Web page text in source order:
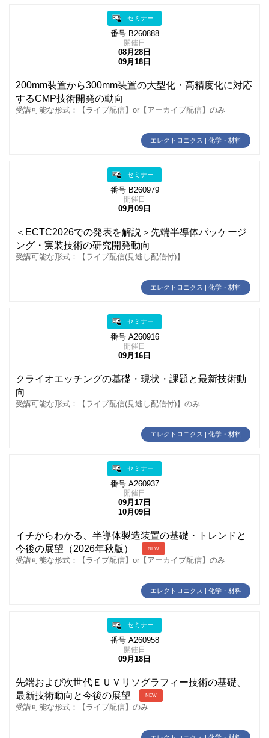
セミナー
番号 B260888
開催日
08月28日
09月18日
200mm装置から300mm装置の大型化・高精度化に対応
するCMP技術開発の動向
受講可能な形式：【ライブ配信】or【アーカイブ配信】のみ
エレクトロニクス | 化学・材料
セミナー
番号 B260979
開催日
09月09日
＜ECTC2026での発表を解説＞先端半導体パッケージ
ング・実装技術の研究開発動向
受講可能な形式：【ライブ配信(見逃し配信付)】
エレクトロニクス | 化学・材料
セミナー
番号 A260916
開催日
09月16日
クライオエッチングの基礎・現状・課題と最新技術動
向
受講可能な形式：【ライブ配信(見逃し配信付)】のみ
エレクトロニクス | 化学・材料
セミナー
番号 A260937
開催日
09月17日
10月09日
イチからわかる、半導体製造装置の基礎・トレンドと
今後の展望（2026年秋版）
NEW
受講可能な形式：【ライブ配信】or【アーカイブ配信】のみ
エレクトロニクス | 化学・材料
セミナー
番号 A260958
開催日
09月18日
先端および次世代ＥＵＶリソグラフィー技術の基礎、
最新技術動向と今後の展望
NEW
受講可能な形式：【ライブ配信】のみ